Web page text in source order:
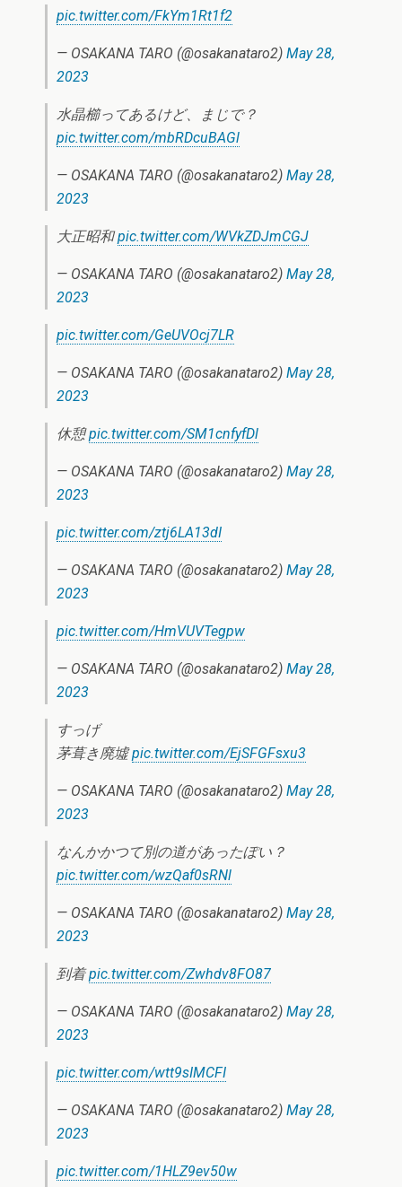
pic.twitter.com/FkYm1Rt1f2
— OSAKANA TARO (@osakanataro2) May 28,
2023
水晶櫛ってあるけど、まじで？
pic.twitter.com/mbRDcuBAGl
— OSAKANA TARO (@osakanataro2) May 28,
2023
大正昭和pic.twitter.com/WVkZDJmCGJ
— OSAKANA TARO (@osakanataro2) May 28,
2023
pic.twitter.com/GeUVOcj7LR
— OSAKANA TARO (@osakanataro2) May 28,
2023
休憩pic.twitter.com/SM1cnfyfDl
— OSAKANA TARO (@osakanataro2) May 28,
2023
pic.twitter.com/ztj6LA13dI
— OSAKANA TARO (@osakanataro2) May 28,
2023
pic.twitter.com/HmVUVTegpw
— OSAKANA TARO (@osakanataro2) May 28,
2023
すっげ
茅葺き廃墟pic.twitter.com/EjSFGFsxu3
— OSAKANA TARO (@osakanataro2) May 28,
2023
なんかかつて別の道があったぽい？
pic.twitter.com/wzQaf0sRNl
— OSAKANA TARO (@osakanataro2) May 28,
2023
到着pic.twitter.com/Zwhdv8FO87
— OSAKANA TARO (@osakanataro2) May 28,
2023
pic.twitter.com/wtt9sIMCFI
— OSAKANA TARO (@osakanataro2) May 28,
2023
pic.twitter.com/1HLZ9ev50w